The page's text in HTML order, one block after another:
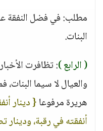
مطلب: في فضل النفقة
البنات.
( الرابع ): تظافرت
والعيال لا سيما
هريرة مرفوعا{ دينار
أنفقته في رقبة،